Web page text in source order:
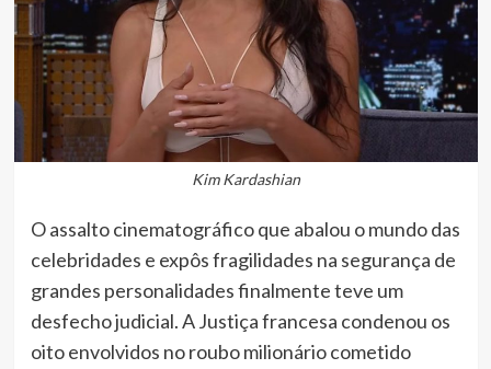
Kim Kardashian
O assalto cinematográfico que abalou o mundo das
celebridades e expôs fragilidades na segurança de
grandes personalidades finalmente teve um
desfecho judicial. A Justiça francesa condenou os
oito envolvidos no roubo milionário cometido